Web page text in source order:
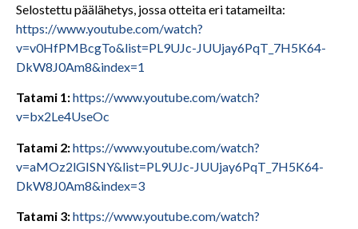
Selostettu päälähetys, jossa otteita eri tatameilta:
https://www.youtube.com/watch?
v=v0HfPMBcgTo&list=PL9UJc-JUUjay6PqT_7H5K64-
DkW8J0Am8&index=1
Tatami 1:https://www.youtube.com/watch?
v=bx2Le4UseOc
Tatami 2:https://www.youtube.com/watch?
v=aMOz2lGISNY&list=PL9UJc-JUUjay6PqT_7H5K64-
DkW8J0Am8&index=3
Tatami 3:https://www.youtube.com/watch?